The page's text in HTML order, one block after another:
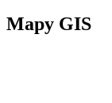
Mapy GIS